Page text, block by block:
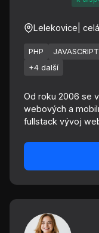
Lelekovice |
PHP JAVASCRIPT
+4 další
Od roku 2006 se
webových a
fullstack vývoj